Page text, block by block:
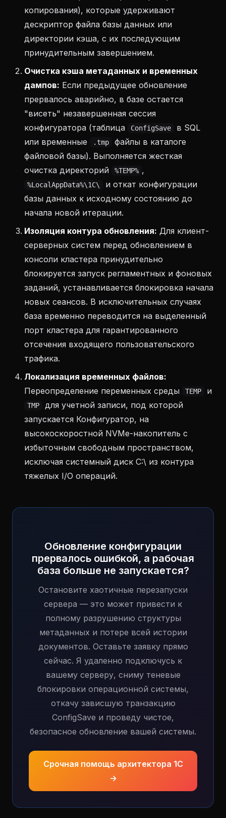
копирования), которые удерживают
дескриптор файла базы данных или
директории кэша, с их последующим
принудительным завершением.
Очистка кэша метаданных и временных
дампов: Если предыдущее обновление
прервалось аварийно, в базе остается
"висеть" незавершенная сессия
конфигуратора (таблица
ConfigSave
в SQL
или временные
.tmp
файлы в каталоге
файловой базы). Выполняется жесткая
очистка директорий
%TEMP% ,
%LocalAppData%\1C\
и откат конфигурации
базы данных к исходному состоянию до
начала новой итерации.
Изоляция контура обновления: Для клиент-
серверных систем перед обновлением в
консоли кластера принудительно
блокируется запуск регламентных и фоновых
заданий, устанавливается блокировка начала
новых сеансов. В исключительных случаях
база временно переводится на выделенный
порт кластера для гарантированного
отсечения входящего пользовательского
трафика.
Локализация временных файлов:
Переопределение переменных среды
TEMP и
TMP
для учетной записи, под которой
запускается Конфигуратор, на
высокоскоростной NVMe-накопитель с
избыточным свободным пространством,
исключая системный диск C:\ из контура
тяжелых I/O операций.
Обновление конфигурации
прервалось ошибкой, а рабочая
база больше не запускается?
Остановите хаотичные перезапуски
сервера — это может привести к
полному разрушению структуры
метаданных и потере всей истории
документов. Оставьте заявку прямо
сейчас. Я удаленно подключусь к
вашему серверу, сниму теневые
блокировки операционной системы,
откачу зависшую транзакцию
ConfigSave и проведу чистое,
безопасное обновление вашей системы.
Срочная помощь архитектора 1С
→